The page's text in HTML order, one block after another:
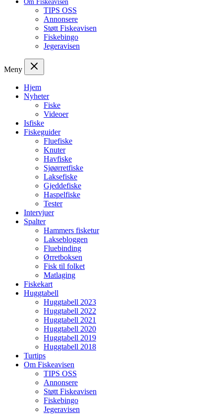
Om Fiskeavisen
TIPS OSS
Annonsere
Støtt Fiskeavisen
Fiskebingo
Jegeravisen
Meny
Hjem
Nyheter
Fiske
Videoer
Isfiske
Fiskeguider
Fluefiske
Knuter
Havfiske
Sjøørretfiske
Laksefiske
Gjeddefiske
Haspelfiske
Tester
Intervjuer
Spalter
Hammers fisketur
Laksebloggen
Fluebinding
Ørretboksen
Fisk til folket
Matlaging
Fiskekart
Huggtabell
Huggtabell 2023
Huggtabell 2022
Huggtabell 2021
Huggtabell 2020
Huggtabell 2019
Huggtabell 2018
Turtips
Om Fiskeavisen
TIPS OSS
Annonsere
Støtt Fiskeavisen
Fiskebingo
Jegeravisen